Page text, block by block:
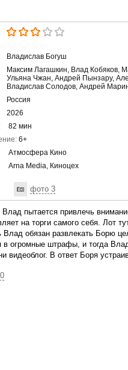
Владислав Богуш
Максим Лагашкин, Влад Кобяков,
Ульяна Чжан, Андрей Пынзару,
Владислав Солодов, Андрей
Россия
2026
82 мин
6+
Атмосфера Кино
Arna Media, Киноцех
фото 3
пытается привлечь
на торги самого себя. Лот
Влад обязан развлекать Борю
в огромные штрафы, и тогда
видеоблог. В ответ Боря